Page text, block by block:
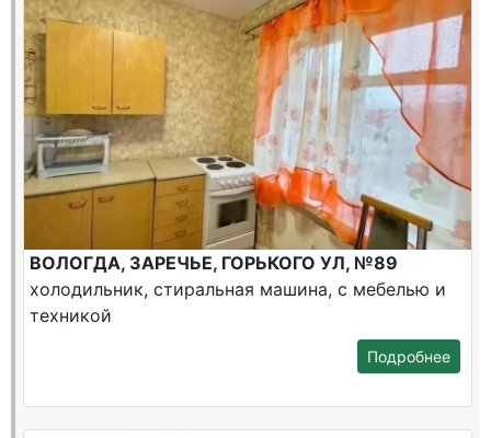
ВОЛОГДА, ЗАРЕЧЬЕ, ГОРЬКОГО УЛ, №89
холодильник, стиральная машина, с мебелью и
техникой
Подробнее